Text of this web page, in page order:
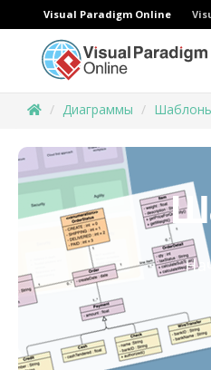
Visual Paradigm Online
Диаграммы